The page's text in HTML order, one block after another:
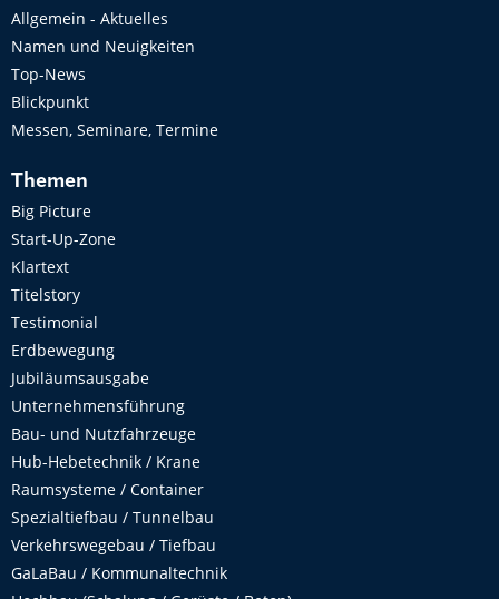
Allgemein - Aktuelles
Namen und Neuigkeiten
Top-News
Blickpunkt
Messen, Seminare, Termine
Themen
Big Picture
Start-Up-Zone
Klartext
Titelstory
Testimonial
Erdbewegung
Jubiläumsausgabe
Unternehmensführung
Bau- und Nutzfahrzeuge
Hub-Hebetechnik / Krane
Raumsysteme / Container
Spezialtiefbau / Tunnelbau
Verkehrswegebau / Tiefbau
GaLaBau / Kommunaltechnik